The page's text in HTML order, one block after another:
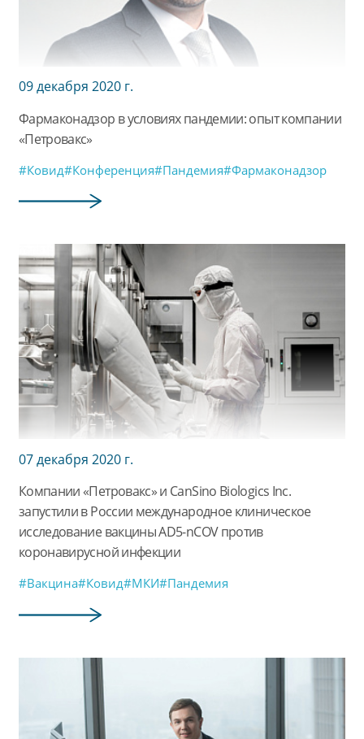
09 декабря 2020 г.
Фармаконадзор в условиях пандемии: опыт компании
«Петровакс»
#Ковид#Конференция#Пандемия#Фармаконадзор
07 декабря 2020 г.
Компании «Петровакс» и CanSino Biologics Inc.
запустили в России международное клиническое
исследование вакцины AD5-nCOV против
коронавирусной инфекции
#Вакцина#Ковид#МКИ#Пандемия